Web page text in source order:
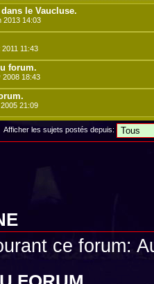
le Vaucluse.
2013 14:03
11:43
forum.
2008 18:43
21:09
Afficher les sujets postés depuis:
ce forum: